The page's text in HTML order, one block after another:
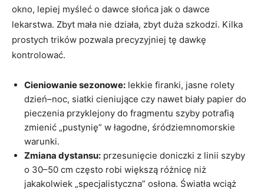
okno, lepiej myśleć o dawce słońca jak o dawce
lekarstwa. Zbyt mała nie działa, zbyt duża szkodzi. Kilka
prostych trików pozwala precyzyjniej tę dawkę
kontrolować.
Cieniowanie sezonowe: lekkie firanki, jasne rolety
dzień–noc, siatki cieniujące czy nawet biały papier do
pieczenia przyklejony do fragmentu szyby potrafią
zmienić „pustynię” w łagodne, śródziemnomorskie
warunki.
Zmiana dystansu: przesunięcie doniczki z linii szyby
o 30–50 cm często robi większą różnicę niż
jakakolwiek „specjalistyczna” osłona. Światła wciąż